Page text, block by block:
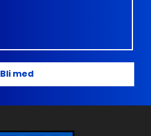
Bli med